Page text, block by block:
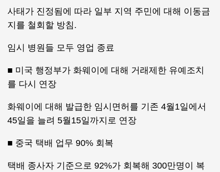
사태가 진정됨에 따라 일부 지역 주민에 대해 이동금
지를 철회할 방침.
임시 병원들 모두 영업 종료
■ 미국 행정부가 화웨이에 대해 거래제한 유예조치
를 다시 연장
화웨이에 대해 발급한 임시면허를 기존 4월1일에서
45일을 늘려 5월15일까지로 연장
■ 중국 택배 업무 90% 회복
택배 종사자 기준으로 92%가 회복해 300만명이 복